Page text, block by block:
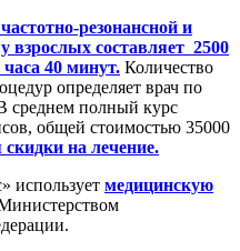
резонансной и
взрослых составляет 2500
40 минут. Количество
определяет врач по
среднем полный курс
общей стоимостью 35000
на лечение.
использует медицинскую